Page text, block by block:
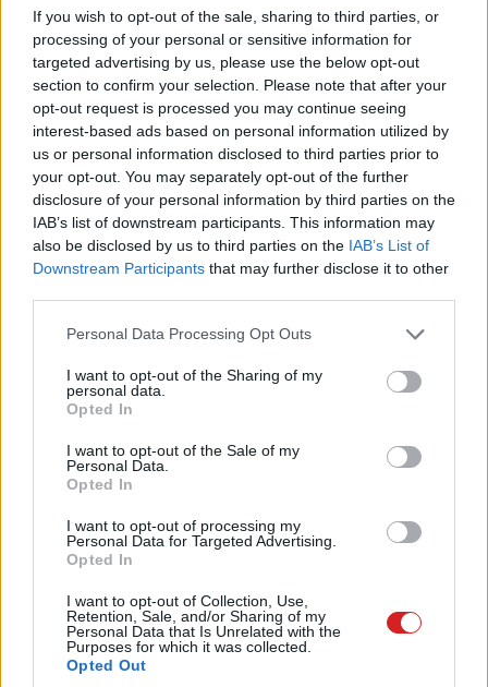
If you wish to opt-out of the sale, sharing to third parties, or
processing of your personal or sensitive information for
targeted advertising by us, please use the below opt-out
section to confirm your selection. Please note that after your
opt-out request is processed you may continue seeing
interest-based ads based on personal information utilized by
us or personal information disclosed to third parties prior to
your opt-out. You may separately opt-out of the further
disclosure of your personal information by third parties on the
IAB’s list of downstream participants. This information may
also be disclosed by us to third parties on the IAB’s List of
Downstream Participants that may further disclose it to other
Please note that this website/app uses one or more Google
not limited to your visit or usage behaviour. You may click to
grant or deny consent to Google and its third-party tags to
use your data for below specified purposes in below Google
consent section.
Personal Data Processing Opt Outs
I want to opt-out of the Sharing of my
personal data.
Opted In
I want to opt-out of the Sale of my
Personal Data.
Opted In
I want to opt-out of processing my
Personal Data for Targeted Advertising.
Opted In
I want to opt-out of Collection, Use,
Retention, Sale, and/or Sharing of my
Personal Data that Is Unrelated with the
Purposes for which it was collected.
Opted Out
A hátlapot üveg védi és a kamerasziget nem türemkedik
ki túlságosan zavaróan, ám sajnos az IP68-as
minősítést nem kapta meg a 11T Pro, helyette a
fröccsenésállást garantáló IP53-mal kell beérned.
Szintén a csúcskategóriás érzést csorbítja, hogy az
ujjlenyomat-olvasó a mai trenddel ellentétben nem a
kijelző alá, hanem a ki/bekapcsoló gombba került, de azt
hozzá kell tennünk, hogy cserébe nagyon pontos és
gyors azonosítást tesz lehetővé - csak éppen egyesek
szerint nem annyira divatos. A 11T Pro természetesen
teljes, dupla 5G-kapcsolódást ígér, nem hiányzik belőle a
BT 5.2 és a Wi-Fi 6 sem, a sztereó hangszórók pedig
kapóra.
A kamerarész külön lapra tartozik, azonban van még
izgalmas extrája a telefonnak, mégpedig a töltés. Itt
mutatkozott be ugyanis a Xiaomi HyperCharge